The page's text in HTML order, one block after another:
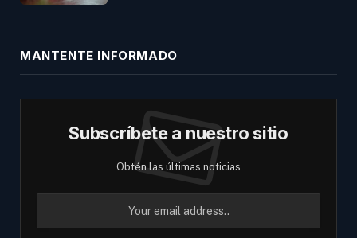
MANTENTE INFORMADO
Subscríbete a nuestro sitio
Obtén las últimas noticias